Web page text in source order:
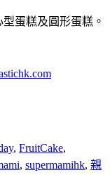
蛋糕及圓形蛋糕。
, FruitCake,
, supermamihk, 親